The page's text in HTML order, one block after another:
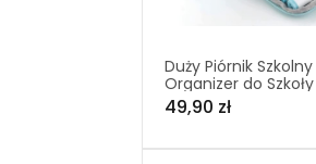
Duży Piórnik Szkolny
Organizer do Szkoły
Pojemny Etui na
Kredki i Długopisy
49,90 zł